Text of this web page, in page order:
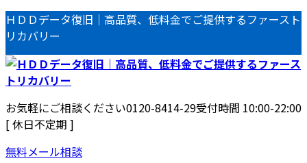
コ
ン
テ
ン
ツ
へ
ス
キ
ッ
ナ
ビ
ゲ
ー
シ
ョ
ン
に
移
ＨＤＤデータ復旧｜高品質、低料金でご提供するファースト
リカバリー
お気軽にご相談ください0120-8414-29受付時間 10:00-22:00
[ 休日不定期 ]
無料メール相談